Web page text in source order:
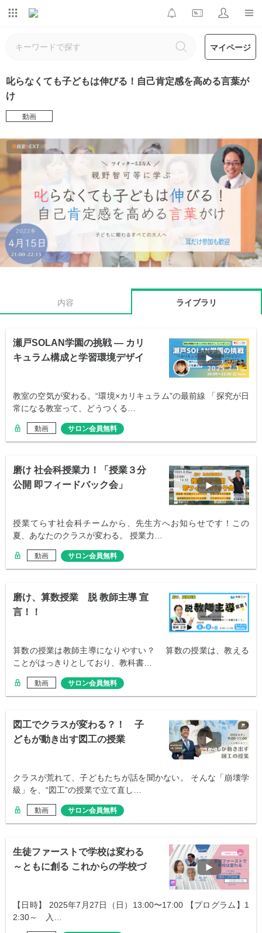
マイページ
叱らなくても子どもは伸びる！自己肯定感を高める言葉が
け
動画
内容 ライブラリ
瀬戸SOLAN学園の挑戦 ― カリ
キュラム構成と学習環境デザイ
教室の空気が変わる。“環境×カリキュラム”の最前線 「探究が日
常になる教室って、どうつくる…
動画 サロン会員無料
磨け 社会科授業力！「授業３分
公開 即フィードバック会」
授業てらす社会科チームから、先生方へお知らせです！この
夏、あなたのクラスが変わる。 授業力…
動画 サロン会員無料
磨け、算数授業 脱 教師主導 宣
言！！
算数の授業は教師主導になりやすい？ 算数の授業は、教える
ことがはっきりとしており、教科書…
動画 サロン会員無料
図工でクラスが変わる？！ 子
どもが動き出す図工の授業
クラスが荒れて、子どもたちが話を聞かない。 そんな「崩壊学
級」を、“図工”の授業で立て直し…
動画 サロン会員無料
生徒ファーストで学校は変わる
～ともに創る これからの学校づ
【日時】 2025年7月27日（日）13:00〜17:00 【プログラム】1
2:30～ 入…